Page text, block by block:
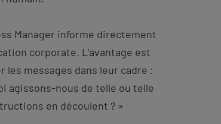
Manager informe directement
corporate. L’avantage est
les messages dans leur cadre :
agissons-nous de telle ou telle
en découlent ? »